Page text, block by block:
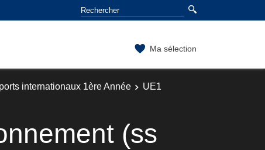
Ma sélection
internationaux 1ère Année
UE1
(ss